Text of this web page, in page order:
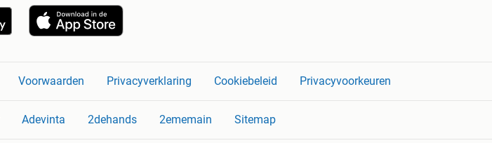
Voorwaarden Privacyverklaring Cookiebeleid Privacyvoorkeuren
Adevinta 2dehands 2ememain Sitemap